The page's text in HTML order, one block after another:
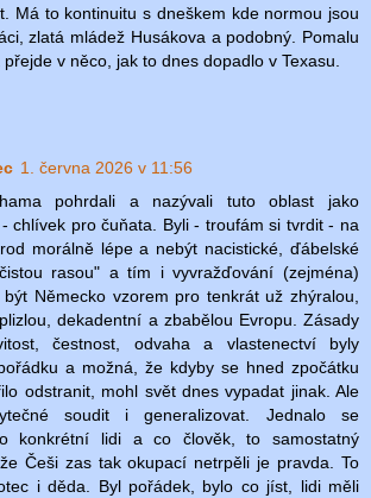
Má to kontinuitu s dneškem kde normou jsou
zlatá mládež Husákova a podobný. Pomalu
v něco, jak to dnes dopadlo v Texasu.
1. června 2026 v 11:56
pohrdali a nazývali tuto oblast jako
chlívek pro čuňata. Byli - troufám si tvrdit - na
morálně lépe a nebýt nacistické, ďábelské
rasou" a tím i vyvražďování (zejména)
Německo vzorem pro tenkrát už zhýralou,
dekadentní a zbabělou Evropu. Zásady
čestnost, odvaha a vlastenectví byly
a možná, že kdyby se hned zpočátku
odstranit, mohl svět dnes vypadat jinak. Ale
soudit i generalizovat. Jednalo se
konkrétní lidi a co člověk, to samostatný
Češi zas tak okupací netrpěli je pravda. To
i děda. Byl pořádek, bylo co jíst, lidi měli